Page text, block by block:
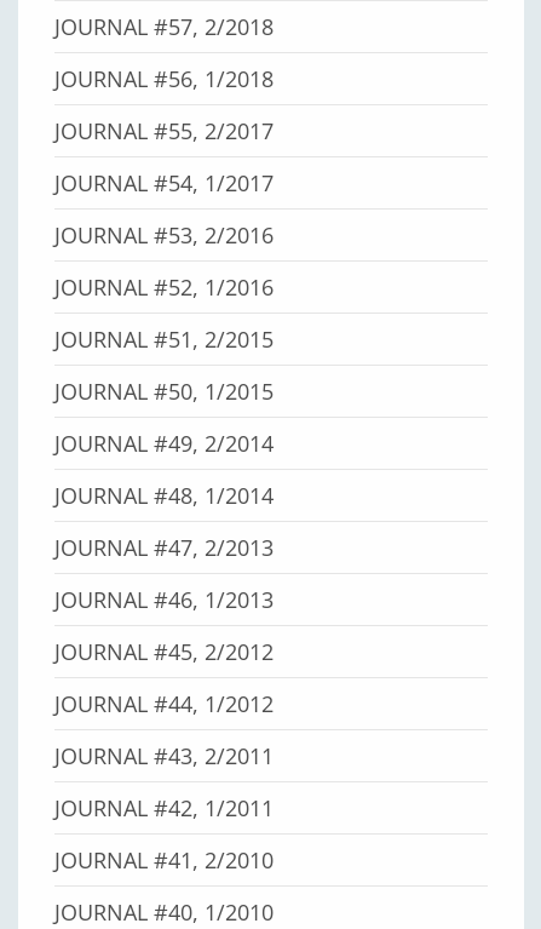
JOURNAL #57, 2/2018
JOURNAL #56, 1/2018
JOURNAL #55, 2/2017
JOURNAL #54, 1/2017
JOURNAL #53, 2/2016
JOURNAL #52, 1/2016
JOURNAL #51, 2/2015
JOURNAL #50, 1/2015
JOURNAL #49, 2/2014
JOURNAL #48, 1/2014
JOURNAL #47, 2/2013
JOURNAL #46, 1/2013
JOURNAL #45, 2/2012
JOURNAL #44, 1/2012
JOURNAL #43, 2/2011
JOURNAL #42, 1/2011
JOURNAL #41, 2/2010
JOURNAL #40, 1/2010